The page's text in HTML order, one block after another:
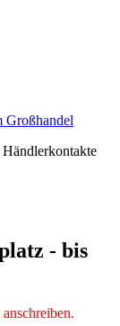
Großhandel
- bis